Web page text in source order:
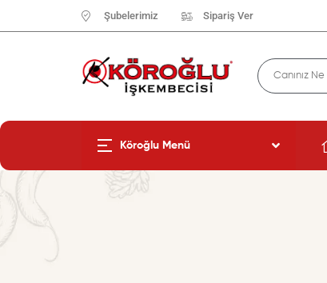
Şubelerimiz Sipariş Ver
Köroğlu Menü